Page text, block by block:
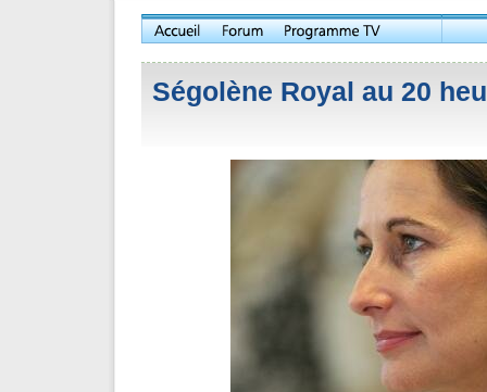
Ségolène Royal au 20